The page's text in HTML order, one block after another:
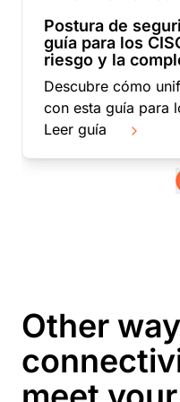
Postura de
guía para los
riesgo y la
Descubre cómo
con esta guía para
Leer guía
Other